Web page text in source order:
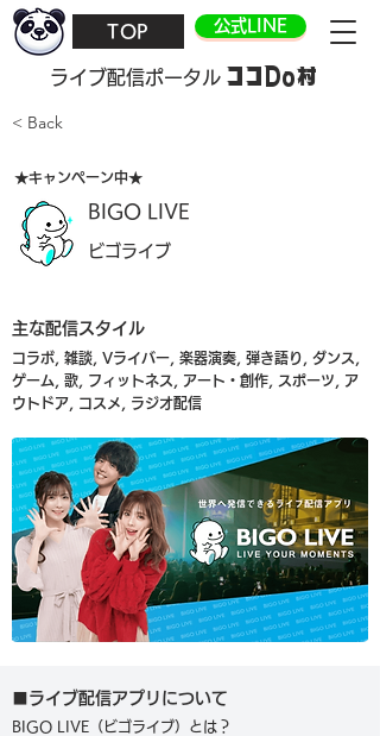
TOP 公式LINE
​ライブ配信ポータル ココDo村
< Back
★キャンペーン中★
BIGO LIVE
ビゴライブ
主な配信スタイル
コラボ, 雑談, Vライバー, 楽器演奏, 弾き語り, ダンス,
ゲーム, 歌, フィットネス, アート・創作, スポーツ, ア
ウトドア, コスメ, ラジオ配信
■ライブ配信アプリについて
BIGO LIVE（ビゴライブ）とは？